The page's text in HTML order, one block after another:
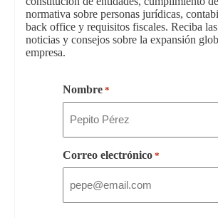
normativa sobre personas jurídicas,
back office y requisitos fiscales. Reciba
noticias y consejos sobre la expansión
empresa.
Nombre *
Correo electrónico *